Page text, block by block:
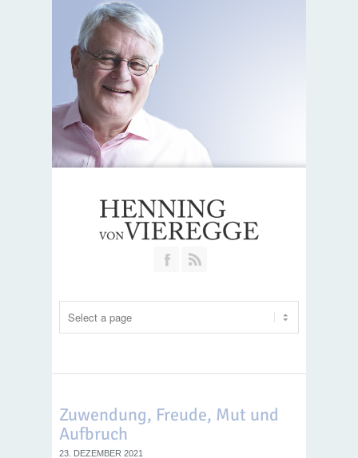
Join our Facebook Group
Zuwendung, Freude, Mut und
Aufbruch
23. DEZEMBER 2021